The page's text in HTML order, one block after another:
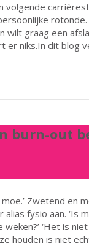
volgende
wilt graag een
er niks.In dit blog
burn-out
moe.’ Zwetend en
alias fysio aan. ‘Is
‘Het is
houden is niet